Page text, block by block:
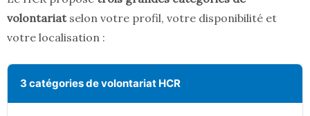
volontariatselon votre profil, votre disponibilité et
votre localisation :
3 catégories de volontariat HCR